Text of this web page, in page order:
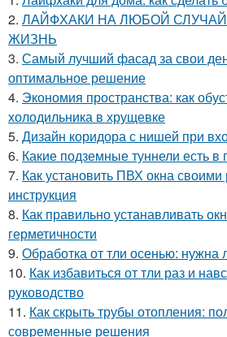
2. ЛАЙФХАКИ НА ЛЮБОЙ
ЖИЗНЬ
3. Самый лучший фасад за свои
оптимальное решение
4. Экономия пространства: как
холодильника в хрущевке
5. Дизайн коридора с нишей при
6. Какие подземные туннели есть в
7. Как установить ПВХ окна
инструкция
8. Как правильно устанавливать
герметичности
9. Обработка от тли осенью:
10. Как избавиться от тли раз и
руководство
11. Как скрыть трубы отопления:
современные решения